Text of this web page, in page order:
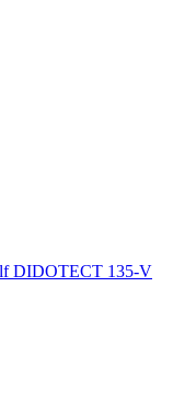
DIDOTECT 135-V